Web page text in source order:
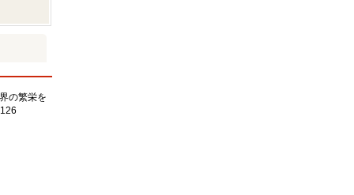
の繁栄を